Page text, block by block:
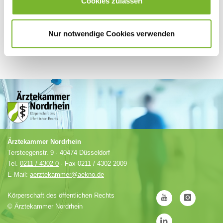
Nur notwendige Cookies verwenden
Ärztekammer Nordrhein
Tersteegenstr. 9 · 40474 Düsseldorf
Tel. 0211 / 4302-0 · Fax 0211 / 4302 2009
E-Mail: aerztekammer@aekno.de
Körperschaft des öffentlichen Rechts
© Ärztekammer Nordrhein